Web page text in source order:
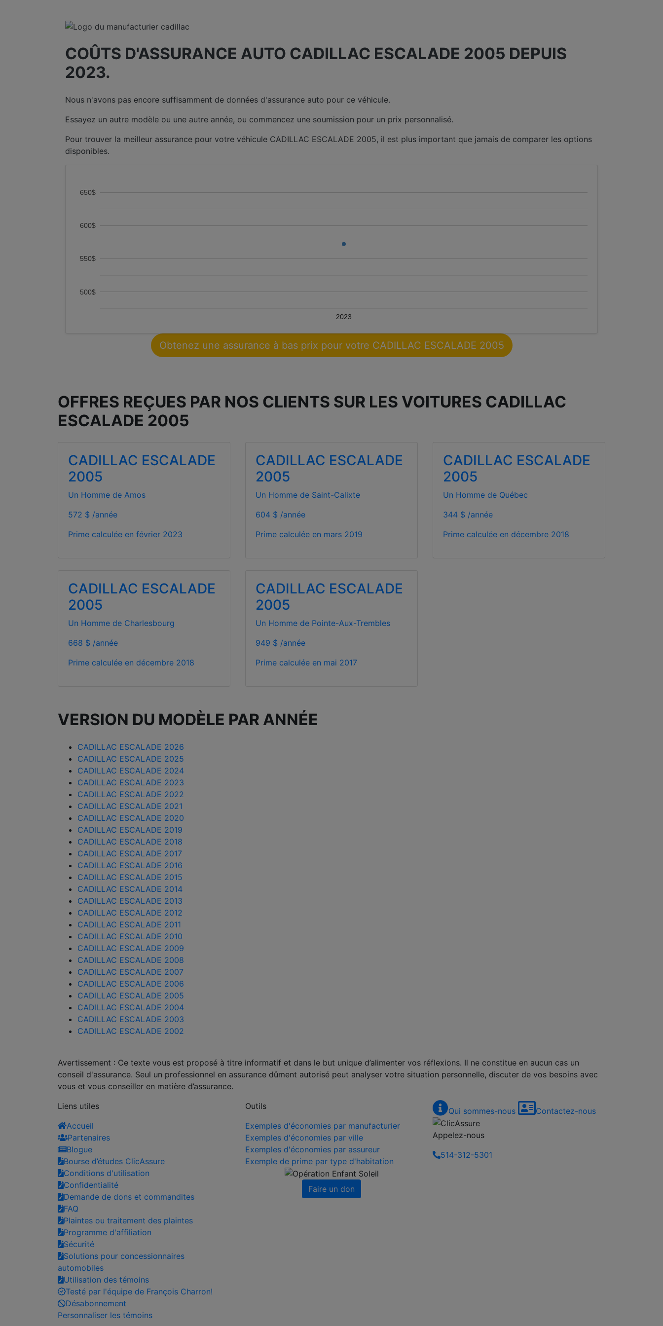
COÛTS D'ASSURANCE AUTO CADILLAC ESCALADE 2005 DEPUIS
2023.
Nous n'avons pas encore suffisamment de données d'assurance auto pour ce véhicule.
Essayez un autre modèle ou une autre année, ou commencez une soumission pour un prix personnalisé.
Pour trouver la meilleur assurance pour votre véhicule CADILLAC ESCALADE 2005, il est plus important que jamais de comparer les options
disponibles.
2023
500$
550$
600$
650$
Obtenez une assurance à bas prix pour votre CADILLAC ESCALADE 2005
OFFRES REÇUES PAR NOS CLIENTS SUR LES VOITURES CADILLAC
ESCALADE 2005
CADILLAC ESCALADE
2005
Un Homme de Amos
572 $ /année
Prime calculée en février 2023
CADILLAC ESCALADE
2005
Un Homme de Saint-Calixte
604 $ /année
Prime calculée en mars 2019
CADILLAC ESCALADE
2005
Un Homme de Québec
344 $ /année
Prime calculée en décembre 2018
CADILLAC ESCALADE
2005
Un Homme de Charlesbourg
668 $ /année
Prime calculée en décembre 2018
CADILLAC ESCALADE
2005
Un Homme de Pointe-Aux-Trembles
949 $ /année
Prime calculée en mai 2017
VERSION DU MODÈLE PAR ANNÉE
CADILLAC ESCALADE 2026
CADILLAC ESCALADE 2025
CADILLAC ESCALADE 2024
CADILLAC ESCALADE 2023
CADILLAC ESCALADE 2022
CADILLAC ESCALADE 2021
CADILLAC ESCALADE 2020
CADILLAC ESCALADE 2019
CADILLAC ESCALADE 2018
CADILLAC ESCALADE 2017
CADILLAC ESCALADE 2016
CADILLAC ESCALADE 2015
CADILLAC ESCALADE 2014
CADILLAC ESCALADE 2013
CADILLAC ESCALADE 2012
CADILLAC ESCALADE 2011
CADILLAC ESCALADE 2010
CADILLAC ESCALADE 2009
CADILLAC ESCALADE 2008
CADILLAC ESCALADE 2007
CADILLAC ESCALADE 2006
CADILLAC ESCALADE 2005
CADILLAC ESCALADE 2004
CADILLAC ESCALADE 2003
CADILLAC ESCALADE 2002
Avertissement : Ce texte vous est proposé à titre informatif et dans le but unique d’alimenter vos réflexions. Il ne constitue en aucun cas un
conseil d'assurance. Seul un professionnel en assurance dûment autorisé peut analyser votre situation personnelle, discuter de vos besoins avec
vous et vous conseiller en matière d’assurance.
Liens utiles
Accueil
Partenaires
Blogue
Bourse d’études ClicAssure
Conditions d'utilisation
Confidentialité
Demande de dons et commandites
FAQ
Plaintes ou traitement des plaintes
Programme d'affiliation
Sécurité
Solutions pour concessionnaires
automobiles
Utilisation des témoins
Testé par l'équipe de François Charron!
Désabonnement
Personnaliser les témoins
Outils
Exemples d'économies par manufacturier
Exemples d'économies par ville
Exemples d'économies par assureur
Exemple de prime par type d'habitation
Faire un don
Qui sommes-nous Contactez-nous
Appelez-nous
514-312-5301